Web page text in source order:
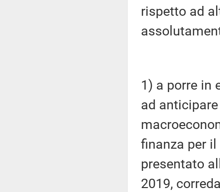
rispetto ad
1) a porre in
ad
finanza per il
presentato
2019,